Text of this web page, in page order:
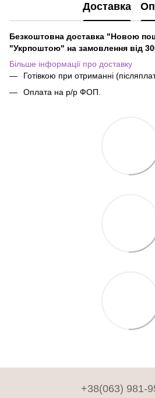
Доставка
Безкоштовна доставка "Новою
"Укрпоштою" на замовлення від
Більше інформації про доставку
Готівкою при отриманні
Оплата на р/р ФОП.
+38(063) 981-